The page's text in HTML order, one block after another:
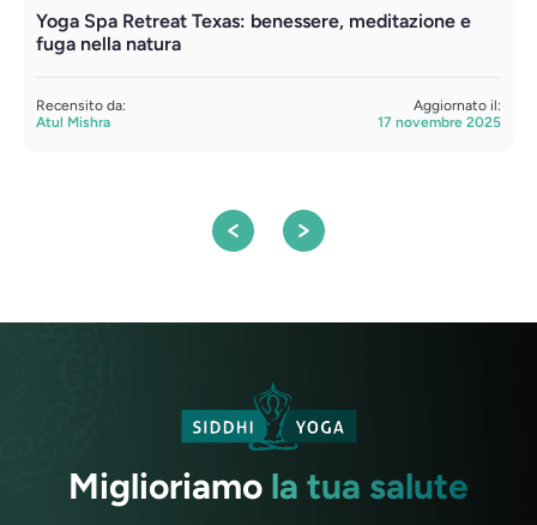
Yoga Spa Retreat Texas: benessere, meditazione e
fuga nella natura
Recensito da:
Atul Mishra
Aggiornato il:
17 novembre 2025
Miglioriamo la tua salute